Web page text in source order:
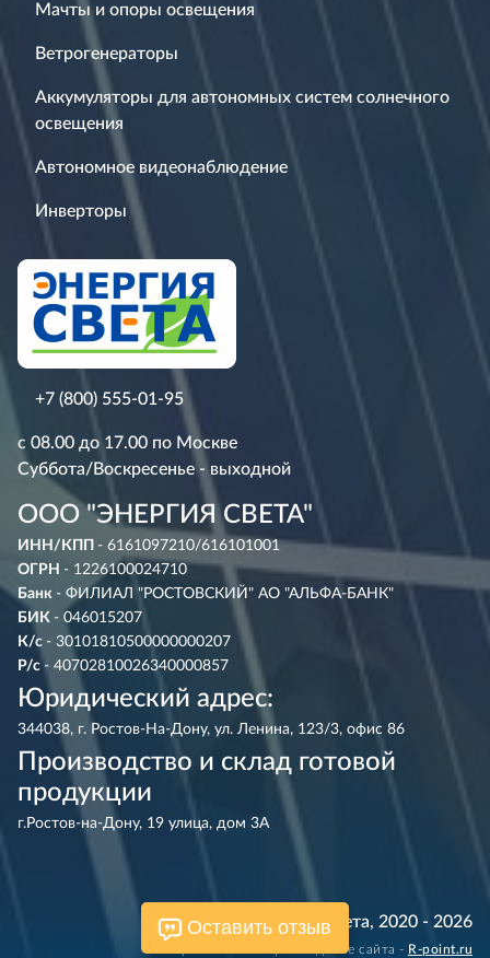
Оставить отзыв
Мачты и опоры освещения
Ветрогенераторы
Аккумуляторы для автономных систем солнечного
освещения
Автономное видеонаблюдение
Инверторы
+7 (800) 555-01-95
с 08.00 до 17.00 по Москве
Суббота/Воскресенье - выходной
ООО "ЭНЕРГИЯ СВЕТА"
ИНН/КПП - 6161097210/616101001
ОГРН - 1226100024710
Банк - ФИЛИАЛ "РОСТОВСКИЙ" АО "АЛЬФА-БАНК"
БИК - 046015207
К/с - 30101810500000000207
Р/с - 40702810026340000857
Юридический адрес:
344038, г. Ростов-На-Дону, ул. Ленина, 123/3, офис 86
Производство и склад готовой
продукции
г.Ростов-на-Дону, 19 улица, дом 3А
© Энергия Света, 2020 - 2026
Разработка и сопровождение сайта - R‑point.ru